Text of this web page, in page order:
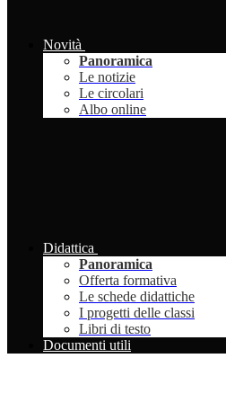
Novità
Panoramica
Le notizie
Le circolari
Albo online
Didattica
Panoramica
Offerta formativa
Le schede didattiche
I progetti delle classi
Libri di testo
Documenti utili